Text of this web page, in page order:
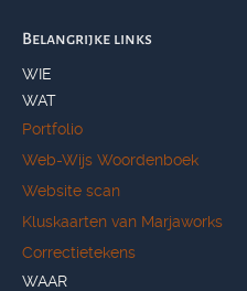
Belangrijke links
WIE
WAT
Portfolio
Web-Wijs Woordenboek
Website scan
Kluskaarten van Marjaworks
Correctietekens
WAAR